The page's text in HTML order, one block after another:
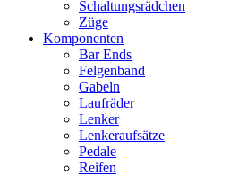
Schaltungsrädchen
Züge
Komponenten
Bar Ends
Felgenband
Gabeln
Laufräder
Lenker
Lenkeraufsätze
Pedale
Reifen